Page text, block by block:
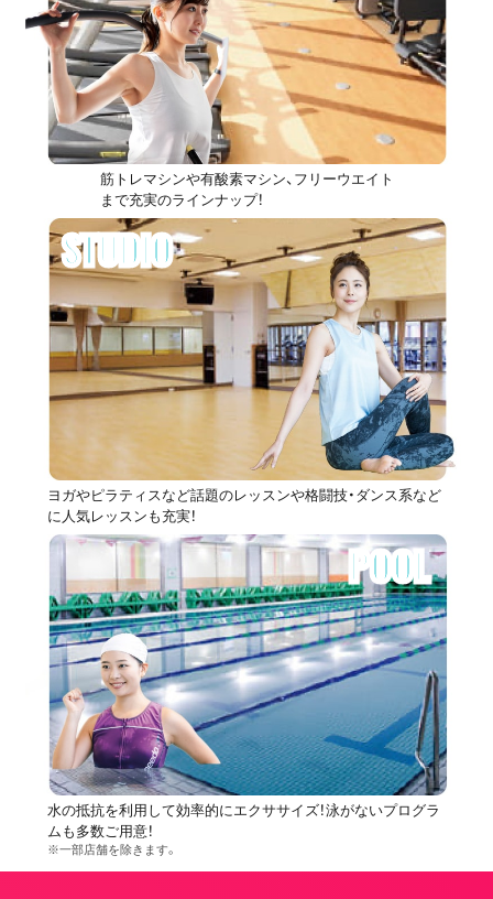
筋トレマシンや有酸素マシン、フリーウエイト
まで充実のラインナップ！
STUDIO
ヨガやピラティスなど話題のレッスンや格闘技・ダンス系など
に人気レッスンも充実！
POOL
水の抵抗を利用して効率的にエクササイズ！泳がないプログラ
ムも多数ご用意！
※一部店舗を除きます。